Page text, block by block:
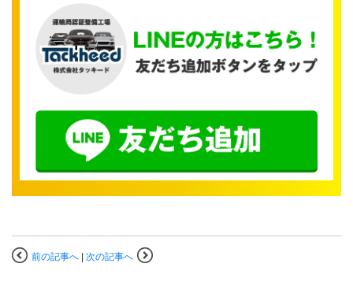
前の記事へ 次の記事へ